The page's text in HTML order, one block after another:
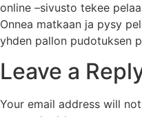
online –sivusto tekee
Onnea matkaan ja pysy
yhden pallon pudotuksen
Leave a
Your email address will